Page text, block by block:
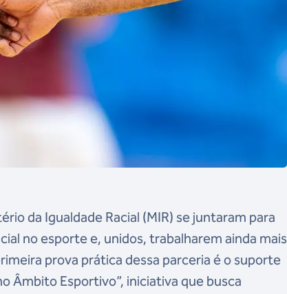
da Igualdade Racial (MIR) se juntaram para
no esporte e, unidos, trabalharem ainda mais
prova prática dessa parceria é o suporte
Âmbito Esportivo”, iniciativa que busca